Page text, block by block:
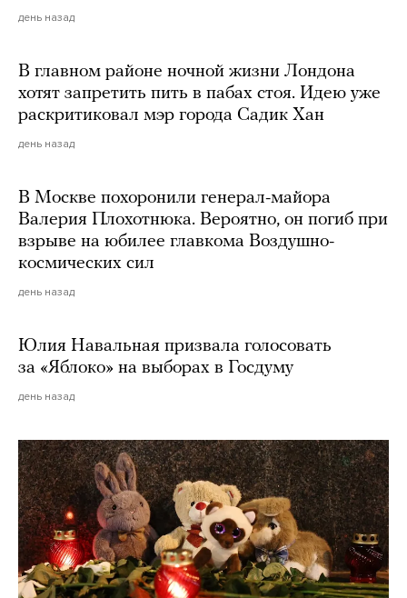
день назад
В главном районе ночной жизни Лондона
хотят запретить пить в пабах стоя. Идею уже
раскритиковал мэр города Садик Хан
день назад
В Москве похоронили генерал-майора
Валерия Плохотнюка. Вероятно, он погиб при
взрыве на юбилее главкома Воздушно-
космических сил
день назад
Юлия Навальная призвала голосовать
за «Яблоко» на выборах в Госдуму
день назад